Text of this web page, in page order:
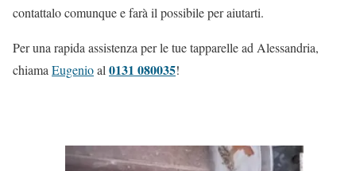
contattalo comunque e farà il possibile per aiutarti.
Per una rapida assistenza per le tue tapparelle ad Alessandria,
chiamaEugenioal0131 080035!